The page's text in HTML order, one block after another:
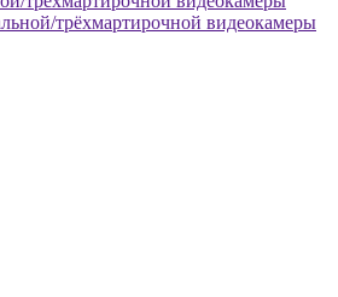
трёхмартирочной видеокамеры